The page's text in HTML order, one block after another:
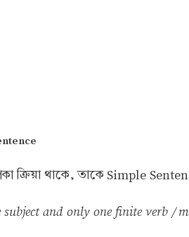
ক্রিয়া থাকে, তাকে Simple
and only one finite verb /